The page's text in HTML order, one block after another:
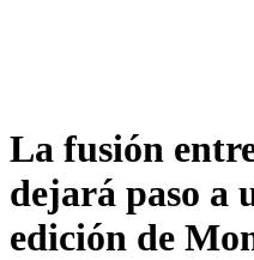
La fusión
dejará paso a
edición de